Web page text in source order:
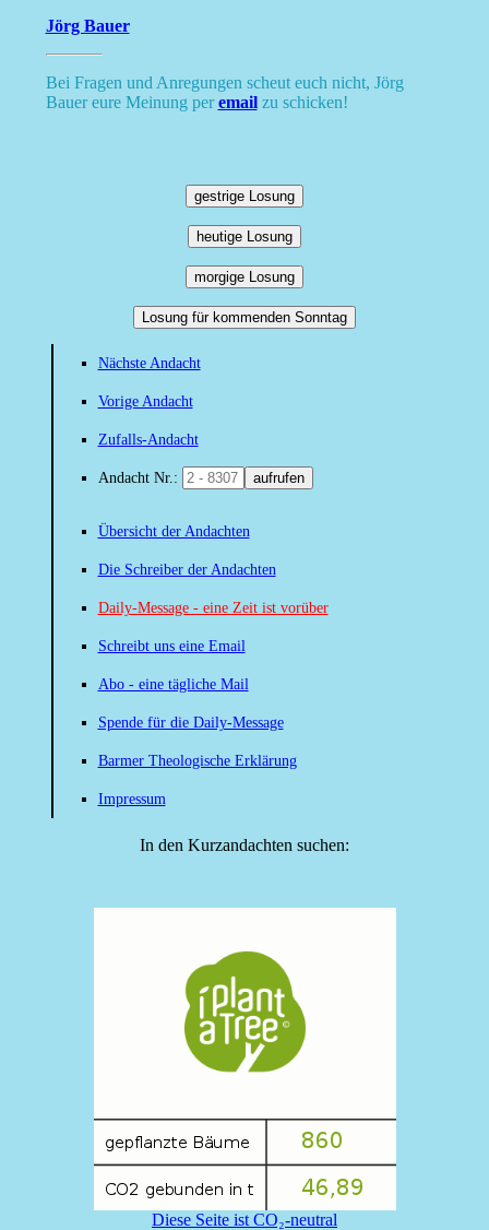
Jörg Bauer
Bei Fragen und Anregungen scheut euch nicht, Jörg
Bauer eure Meinung peremailzu schicken!
gestrige Losung
heutige Losung
morgige Losung
Losung für kommenden Sonntag
Nächste Andacht
Vorige Andacht
Zufalls-Andacht
Andacht Nr.: aufrufen
Übersicht der Andachten
Die Schreiber der Andachten
Daily-Message - eine Zeit ist vorüber
Schreibt uns eine Email
Abo - eine tägliche Mail
Spende für die Daily-Message
Barmer Theologische Erklärung
Impressum
In den Kurzandachten suchen:
Diese Seite ist CO₂-neutral